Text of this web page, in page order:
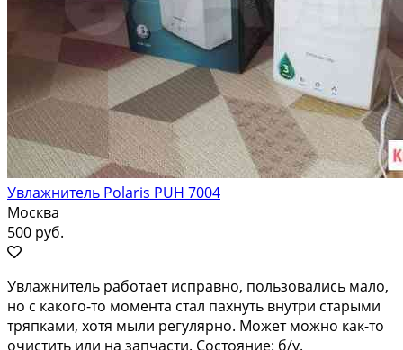
Увлажнитель Polaris PUH 7004
Москва
500 руб.
Увлажнитель работает исправно, пользовались мало,
но с какого-то момента стал пахнуть внутри старыми
тряпками, хотя мыли регулярно. Может можно как-то
очистить или на запчасти. Состояние: б/у.